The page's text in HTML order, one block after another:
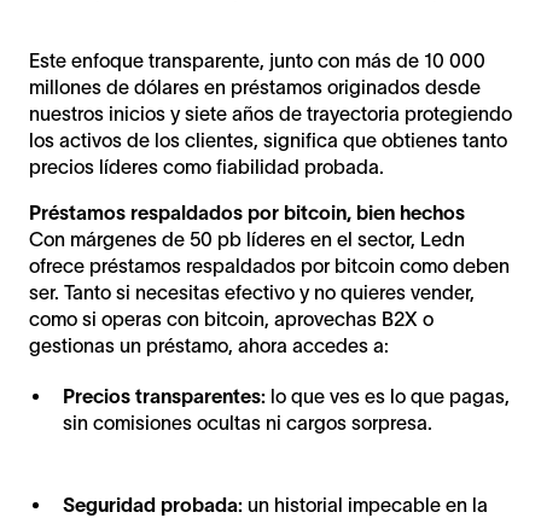
Este enfoque transparente, junto con más de 10 000
millones de dólares en préstamos originados desde
nuestros inicios y siete años de trayectoria protegiendo
los activos de los clientes, significa que obtienes tanto
precios líderes como fiabilidad probada.
Préstamos respaldados por bitcoin, bien hechos
Con márgenes de 50 pb líderes en el sector, Ledn
ofrece préstamos respaldados por bitcoin como deben
ser. Tanto si necesitas efectivo y no quieres vender,
como si operas con bitcoin, aprovechas B2X o
gestionas un préstamo, ahora accedes a:
Precios transparentes: lo que ves es lo que pagas,
sin comisiones ocultas ni cargos sorpresa.
Seguridad probada: un historial impecable en la